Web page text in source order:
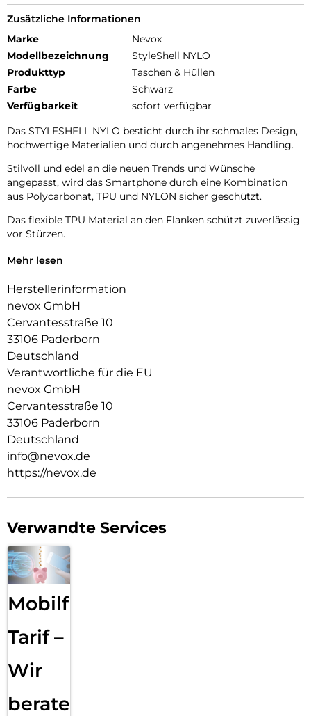
Zusätzliche Informationen
Marke
Nevox
Modellbezeichnung
StyleShell NYLO
Produkttyp
Taschen & Hüllen
Farbe
Schwarz
Verfügbarkeit
sofort verfügbar
Das STYLESHELL NYLO besticht durch ihr schmales Design,
hochwertige Materialien und durch angenehmes Handling.
Stilvoll und edel an die neuen Trends und Wünsche
angepasst, wird das Smartphone durch eine Kombination
aus Polycarbonat, TPU und NYLON sicher geschützt.
Das flexible TPU Material an den Flanken schützt zuverlässig
vor Stürzen.
Das Display ist durch die seitlichen Flanken geschützt.
geschützt.
Die Anschlüsse, Knöpfe und Kamera bleiben voll zugänglich.
Hochwertiges Schmutzabweisendes Material und langlebige
Zusammensetzung der Materialien.
Mehr lesen
Herstellerinformation
nevox GmbH
Cervantesstraße 10
33106 Paderborn
Deutschland
Verantwortliche für die EU
nevox GmbH
Cervantesstraße 10
33106 Paderborn
Deutschland
info@nevox.de
https://nevox.de
Verwandte Services
Mobilfunk
Tarif –
Wir
beraten